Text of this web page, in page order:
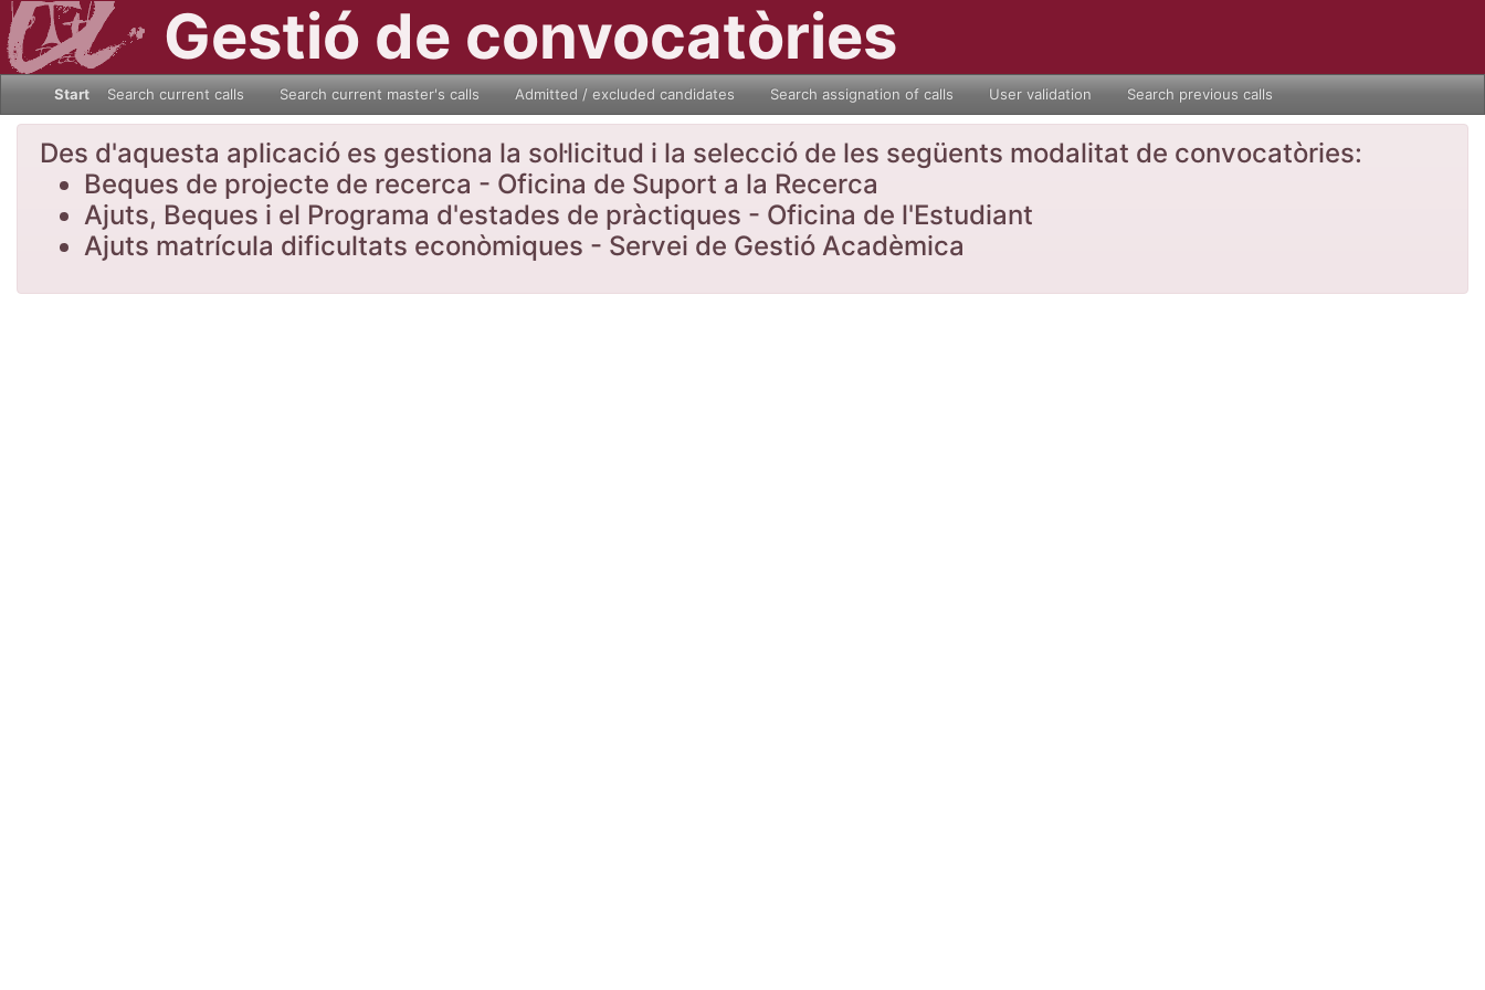
Gestió de convocatòries
Start Search current calls Search current master's calls Admitted / excluded candidates Search assignation of calls User validation Search previous calls
Des d'aquesta aplicació es gestiona la sol·licitud i la selecció de les següents modalitat de convocatòries:
Beques de projecte de recerca - Oficina de Suport a la Recerca
Ajuts, Beques i el Programa d'estades de pràctiques - Oficina de l'Estudiant
Ajuts matrícula dificultats econòmiques - Servei de Gestió Acadèmica